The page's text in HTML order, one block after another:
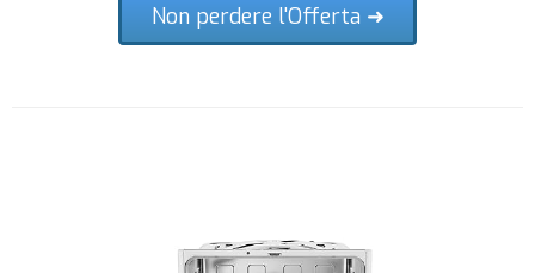
Non perdere l'Offerta ➜